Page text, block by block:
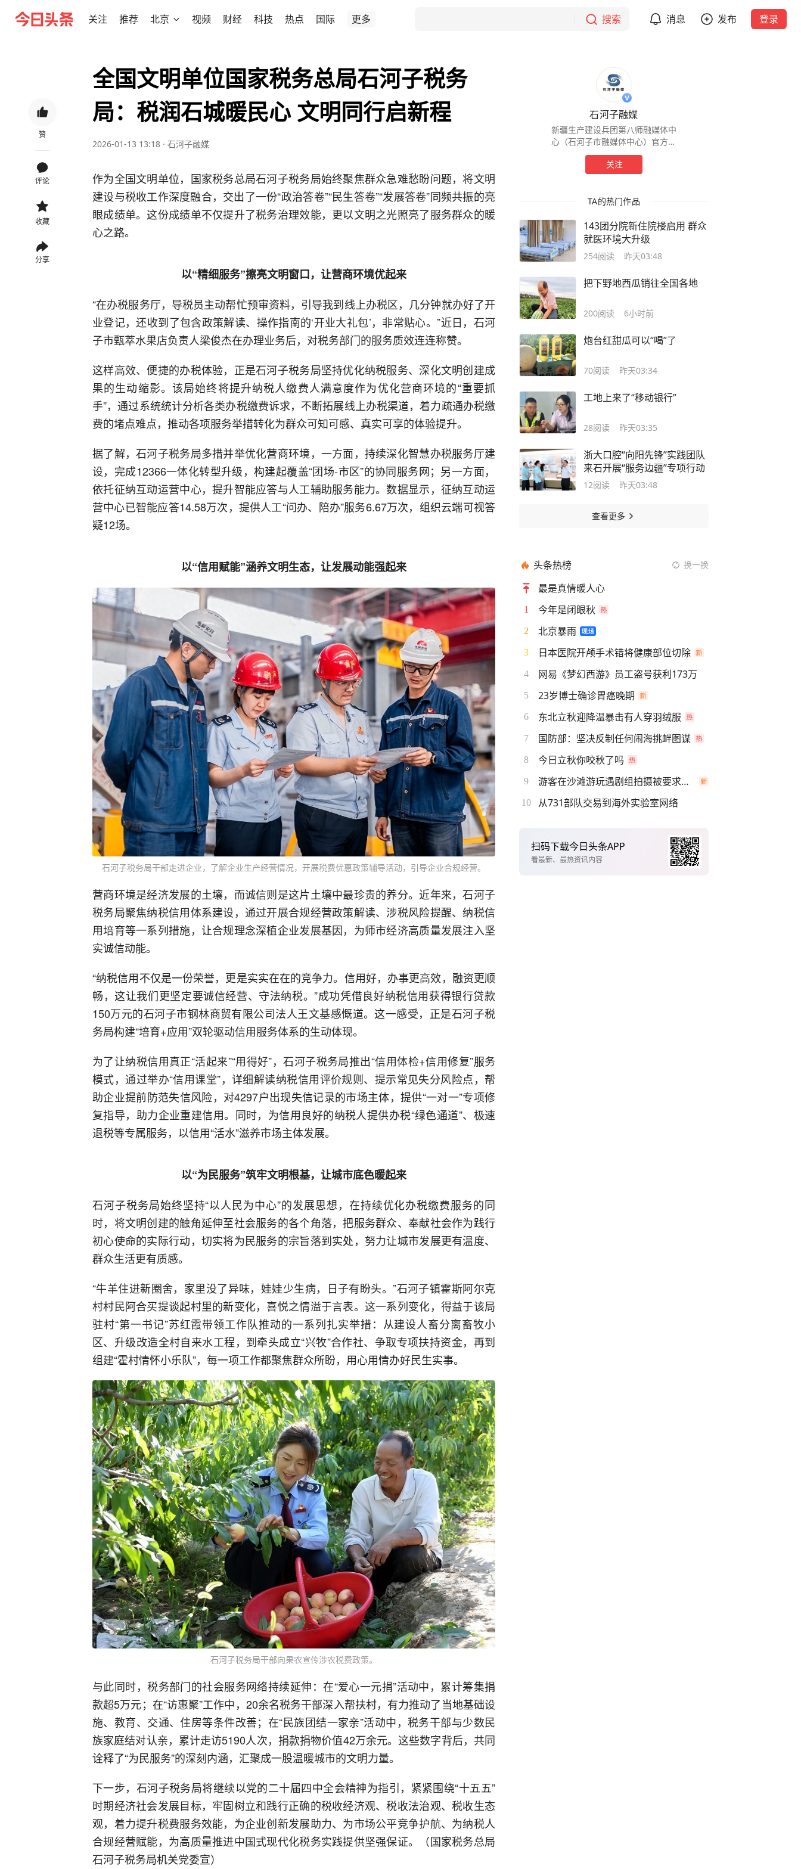
关注 推荐 北京 视频 财经 科技 热点 国际 更多 搜索 消息 发布 登录
赞
评论
收藏
分享
全国文明单位国家税务总局石河子税务
局：税润石城暖民心 文明同行启新程
2026-01-13 13:18 · 石河子融媒
作为全国文明单位，国家税务总局石河子税务局始终聚焦群众急难愁盼问题，将文明
建设与税收工作深度融合，交出了一份“政治答卷”“民生答卷”“发展答卷”同频共振的亮
眼成绩单。这份成绩单不仅提升了税务治理效能，更以文明之光照亮了服务群众的暖
心之路。
以“精细服务”擦亮文明窗口，让营商环境优起来
“在办税服务厅，导税员主动帮忙预审资料，引导我到线上办税区，几分钟就办好了开
业登记，还收到了包含政策解读、操作指南的‘开业大礼包’，非常贴心。”近日，石河
子市甄萃水果店负责人梁俊杰在办理业务后，对税务部门的服务质效连连称赞。
这样高效、便捷的办税体验，正是石河子税务局坚持优化纳税服务、深化文明创建成
果的生动缩影。该局始终将提升纳税人缴费人满意度作为优化营商环境的“重要抓
手”，通过系统统计分析各类办税缴费诉求，不断拓展线上办税渠道，着力疏通办税缴
费的堵点难点，推动各项服务举措转化为群众可知可感、真实可享的体验提升。
据了解，石河子税务局多措并举优化营商环境，一方面，持续深化智慧办税服务厅建
设，完成12366一体化转型升级，构建起覆盖“团场-市区”的协同服务网；另一方面，
依托征纳互动运营中心，提升智能应答与人工辅助服务能力。数据显示，征纳互动运
营中心已智能应答14.58万次，提供人工“问办、陪办”服务6.67万次，组织云端可视答
疑12场。
以“信用赋能”涵养文明生态，让发展动能强起来
石河子税务局干部走进企业，了解企业生产经营情况，开展税费优惠政策辅导活动，引导企业合规经营。
营商环境是经济发展的土壤，而诚信则是这片土壤中最珍贵的养分。近年来，石河子
税务局聚焦纳税信用体系建设，通过开展合规经营政策解读、涉税风险提醒、纳税信
用培育等一系列措施，让合规理念深植企业发展基因，为师市经济高质量发展注入坚
实诚信动能。
“纳税信用不仅是一份荣誉，更是实实在在的竞争力。信用好，办事更高效，融资更顺
畅，这让我们更坚定要诚信经营、守法纳税。”成功凭借良好纳税信用获得银行贷款
150万元的石河子市钢林商贸有限公司法人王文基感慨道。这一感受，正是石河子税
务局构建“培育+应用”双轮驱动信用服务体系的生动体现。
为了让纳税信用真正“活起来”“用得好”，石河子税务局推出“信用体检+信用修复”服务
模式，通过举办“信用课堂”，详细解读纳税信用评价规则、提示常见失分风险点，帮
助企业提前防范失信风险，对4297户出现失信记录的市场主体，提供“一对一”专项修
复指导，助力企业重建信用。同时，为信用良好的纳税人提供办税“绿色通道”、极速
退税等专属服务，以信用“活水”滋养市场主体发展。
以“为民服务”筑牢文明根基，让城市底色暖起来
石河子税务局始终坚持“以人民为中心”的发展思想，在持续优化办税缴费服务的同
时，将文明创建的触角延伸至社会服务的各个角落，把服务群众、奉献社会作为践行
初心使命的实际行动，切实将为民服务的宗旨落到实处，努力让城市发展更有温度、
群众生活更有质感。
“牛羊住进新圈舍，家里没了异味，娃娃少生病，日子有盼头。”石河子镇霍斯阿尔克
村村民阿合买提谈起村里的新变化，喜悦之情溢于言表。这一系列变化，得益于该局
驻村“第一书记”苏红霞带领工作队推动的一系列扎实举措：从建设人畜分离畜牧小
区、升级改造全村自来水工程，到牵头成立“兴牧”合作社、争取专项扶持资金，再到
组建“霍村情怀小乐队”，每一项工作都聚焦群众所盼，用心用情办好民生实事。
石河子税务局干部向果农宣传涉农税费政策。
与此同时，税务部门的社会服务网络持续延伸：在“爱心一元捐”活动中，累计筹集捐
款超5万元；在“访惠聚”工作中，20余名税务干部深入帮扶村，有力推动了当地基础设
施、教育、交通、住房等条件改善；在“民族团结一家亲”活动中，税务干部与少数民
族家庭结对认亲，累计走访5190人次，捐款捐物价值42万余元。这些数字背后，共同
诠释了“为民服务”的深刻内涵，汇聚成一股温暖城市的文明力量。
下一步，石河子税务局将继续以党的二十届四中全会精神为指引，紧紧围绕“十五五”
时期经济社会发展目标，牢固树立和践行正确的税收经济观、税收法治观、税收生态
观，着力提升税费服务效能，为企业创新发展助力、为市场公平竞争护航、为纳税人
合规经营赋能，为高质量推进中国式现代化税务实践提供坚强保证。（国家税务总局
石河子税务局机关党委宣）
石河子融媒
新疆生产建设兵团第八师融媒体中
心（石河子市融媒体中心）官方账
号
关注
TA的热门作品
143团分院新住院楼启用 群众
就医环境大升级
254阅读 昨天03:48
把下野地西瓜销往全国各地
200阅读 6小时前
炮台红甜瓜可以“喝”了
70阅读 昨天03:34
工地上来了“移动银行”
28阅读 昨天03:35
浙大口腔“向阳先锋”实践团队
来石开展“服务边疆”专项行动
12阅读 昨天03:48
查看更多
头条热榜 换一换
最是真情暖人心
1 今年是闭眼秋
2 北京暴雨
3 日本医院开颅手术错将健康部位切除
4 网易《梦幻西游》员工盗号获利173万
5 23岁博士确诊胃癌晚期
6 东北立秋迎降温暴击有人穿羽绒服
7 国防部：坚决反制任何闹海挑衅图谋
8 今日立秋你咬秋了吗
9 游客在沙滩游玩遇剧组拍摄被要求离开
10 从731部队交易到海外实验室网络
扫码下载今日头条APP
看最新、最热资讯内容